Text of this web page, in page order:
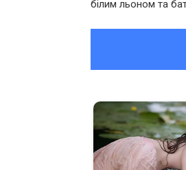
білим льоном та